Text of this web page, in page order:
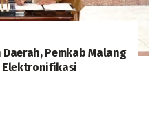
Pemkab Malang
Elektronifikasi